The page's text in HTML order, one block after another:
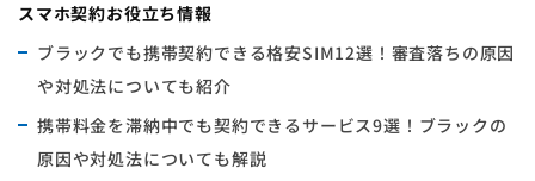
スマホ契約お役立ち情報
ブラックでも携帯契約できる格安SIM12選！審査落ちの原因
や対処法についても紹介
携帯料金を滞納中でも契約できるサービス9選！ブラックの
原因や対処法についても解説